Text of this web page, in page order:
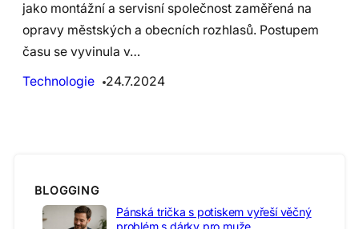
jako montážní a servisní společnost zaměřená na
opravy městských a obecních rozhlasů. Postupem
času se vyvinula v…
Technologie
24.7.2024
BLOGGING
Pánská trička s potiskem vyřeší věčný